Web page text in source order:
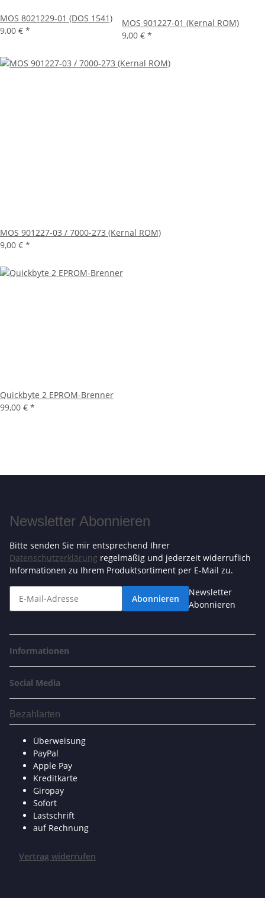
MOS 8021229-01 (DOS 1541)
9,00 € *
MOS 901227-01 (Kernal ROM)
9,00 € *
MOS 901227-03 / 7000-273 (Kernal ROM)
9,00 € *
Quickbyte 2 EPROM-Brenner
99,00 € *
Newsletter Abonnieren
Bitte senden Sie mir entsprechend Ihrer
Datenschutzerklärung regelmäßig und jederzeit widerruflich
Informationen zu Ihrem Produktsortiment per E-Mail zu.
Abonnieren
Newsletter
Abonnieren
Informationen
Social Media
Bezahlarten
Überweisung
PayPal
Apple Pay
Kreditkarte
Giropay
Sofort
Lastschrift
auf Rechnung
Vertrag widerrufen